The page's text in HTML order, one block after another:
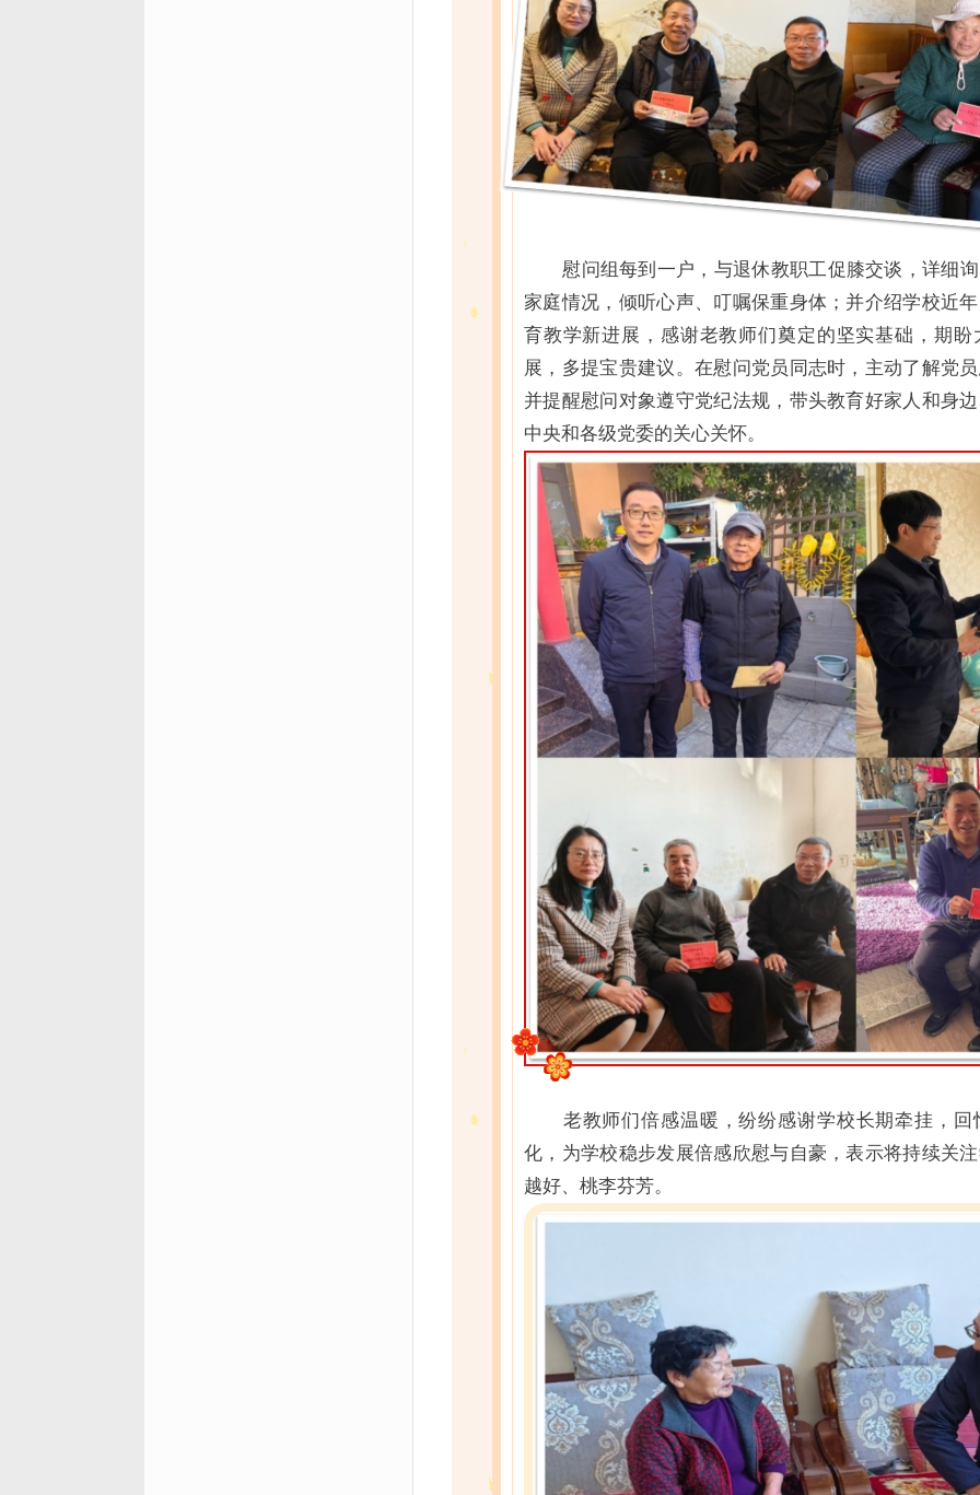
慰问组每到一户，与退休教职工促膝交谈，详细
家庭情况，倾听心声、叮嘱保重身体；并介绍学校近
育教学新进展，感谢老教师们奠定的坚实基础，期
展，多提宝贵建议。在慰问党员同志时，主动了解党
并提醒慰问对象遵守党纪法规，带头教育好家人和身
中央和各级党委的关心关怀。
老教师们倍感温暖，纷纷感谢学校长期牵挂，
化，为学校稳步发展倍感欣慰与自豪，表示将持续关
越好、桃李芬芳。